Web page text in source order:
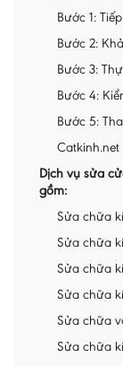
Bước 1:
Bước 2:
Bước 3:
Bước 4:
Bước 5:
Catkinh.net
Dịch vụ sửa
gồm:
Sửa chữa
Sửa chữa
Sửa chữa
Sửa chữa
Sửa chữa
Sửa chữa